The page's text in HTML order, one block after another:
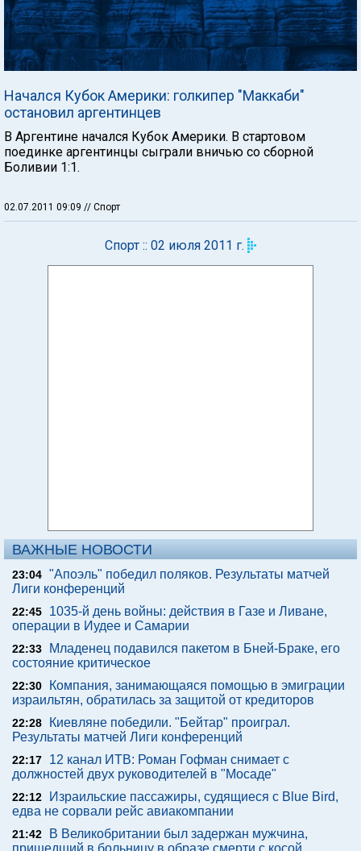
Начался Кубок Америки: голкипер "Маккаби"
остановил аргентинцев
В Аргентине начался Кубок Америки. В стартовом
поединке аргентинцы сыграли вничью со сборной
Боливии 1:1.
02.07.2011 09:09 // Спорт
Спорт :: 02 июля 2011 г.
ВАЖНЫЕ НОВОСТИ
23:04 "Апоэль" победил поляков. Результаты матчей
Лиги конференций
22:45
1035-й день войны: действия в Газе и Ливане,
операции в Иудее и Самарии
22:33
Младенец подавился пакетом в Бней-Браке, его
состояние критическое
22:30
Компания, занимающаяся помощью в эмиграции
израильтян, обратилась за защитой от кредиторов
22:28
Киевляне победили. "Бейтар" проиграл.
Результаты матчей Лиги конференций
22:17
12 канал ИТВ: Роман Гофман снимает с
должностей двух руководителей в "Мосаде"
22:12
Израильские пассажиры, судящиеся с Blue Bird,
едва не сорвали рейс авиакомпании
21:42
В Великобритании был задержан мужчина,
пришедший в больницу в образе смерти с косой